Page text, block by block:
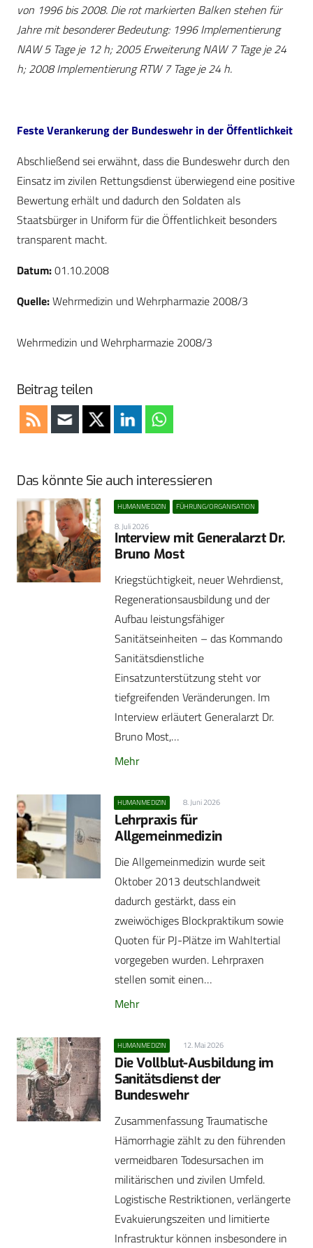
von 1996 bis 2008. Die rot markierten Balken stehen für
Jahre mit besonderer Bedeutung: 1996 Implementierung
NAW 5 Tage je 12 h; 2005 Erweiterung NAW 7 Tage je 24
h; 2008 Implementierung RTW 7 Tage je 24 h.
Feste Verankerung der Bundeswehr in der Öffentlichkeit
Abschließend sei erwähnt, dass die Bundeswehr durch den
Einsatz im zivilen Rettungsdienst überwiegend eine positive
Bewertung erhält und dadurch den Soldaten als
Staatsbürger in Uniform für die Öffentlichkeit besonders
transparent macht.
Datum:01.10.2008
Quelle:Wehrmedizin und Wehrpharmazie 2008/3
Wehrmedizin und Wehrpharmazie 2008/3
Beitrag teilen
Das könnte Sie auch interessieren
HUMANMEDIZIN FÜHRUNG/ORGANISATION
8. Juli 2026
Interview mit Generalarzt Dr.
Bruno Most
Kriegstüchtigkeit, neuer Wehrdienst,
Regenerationsausbildung und der
Aufbau leistungsfähiger
Sanitätseinheiten – das Kommando
Sanitätsdienstliche
Einsatzunterstützung steht vor
tiefgreifenden Veränderungen. Im
Interview erläutert Generalarzt Dr.
Bruno Most,…
Mehr
HUMANMEDIZIN 8. Juni 2026
Lehrpraxis für
Allgemeinmedizin
Die Allgemeinmedizin wurde seit
Oktober 2013 deutschlandweit
dadurch gestärkt, dass ein
zweiwöchiges Blockpraktikum sowie
Quoten für PJ-Plätze im Wahltertial
vorgegeben wurden. Lehrpraxen
stellen somit einen…
Mehr
HUMANMEDIZIN 12. Mai 2026
Die Vollblut-Ausbildung im
Sanitätsdienst der
Bundeswehr
Zusammenfassung Traumatische
Hämorrhagie zählt zu den führenden
vermeidbaren Todesursachen im
militärischen und zivilen Umfeld.
Logistische Restriktionen, verlängerte
Evakuierungszeiten und limitierte
Infrastruktur können insbesondere in